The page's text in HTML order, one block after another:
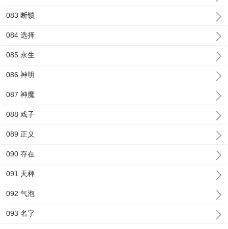
083 断锁
084 选择
085 永生
086 神明
087 神魔
088 戏子
089 正义
090 存在
091 天枰
092 气泡
093 名字